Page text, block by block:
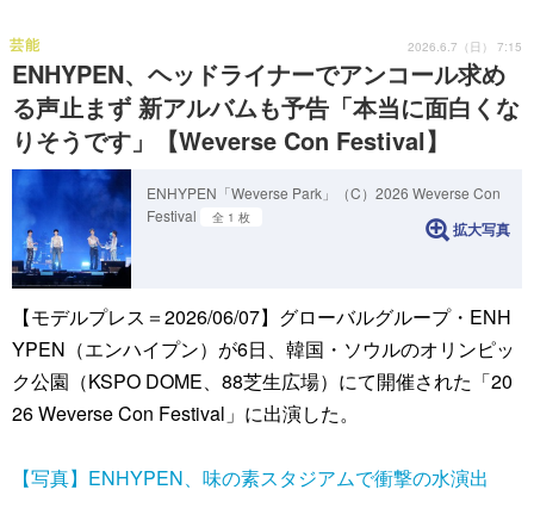
ENHYPEN、ヘッドライナーでアンコール求め
る声止まず 新アルバムも予告「本当に面白くな
りそうです」【Weverse Con Festival】
芸能 2026.6.7（日） 7:15
ENHYPEN「Weverse Park」（C）2026 Weverse Con
Festival
全 1 枚
拡大写真
【モデルプレス＝2026/06/07】グローバルグループ・ENH
YPEN（エンハイプン）が6日、韓国・ソウルのオリンピッ
ク公園（KSPO DOME、88芝生広場）にて開催された「20
26 Weverse Con Festival」に出演した。
【写真】ENHYPEN、味の素スタジアムで衝撃の水演出